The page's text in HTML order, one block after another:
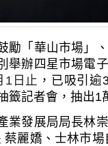
勵「華山市場」
舉辦四星市場電
1 日止 ，已吸引逾
籤記者會，抽出1
業發展局局長林
麗嬌、士林市